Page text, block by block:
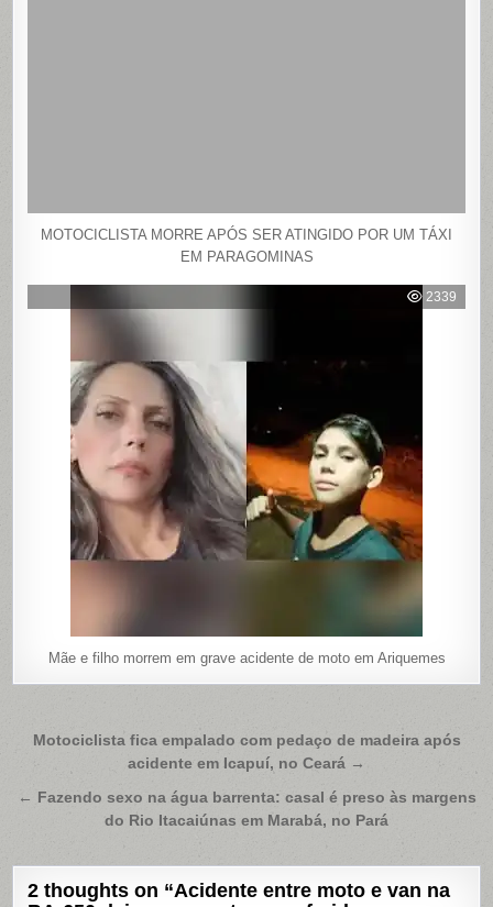
MOTOCICLISTA MORRE APÓS SER ATINGIDO POR UM TÁXI
EM PARAGOMINAS
2339
Mãe e filho morrem em grave acidente de moto em Ariquemes
Navegação
Post
Motociclista fica empalado com pedaço de madeira após
acidente em Icapuí, no Ceará →
← Fazendo sexo na água barrenta: casal é preso às margens
do Rio Itacaiúnas em Marabá, no Pará
2 thoughts on “Acidente entre moto e van na